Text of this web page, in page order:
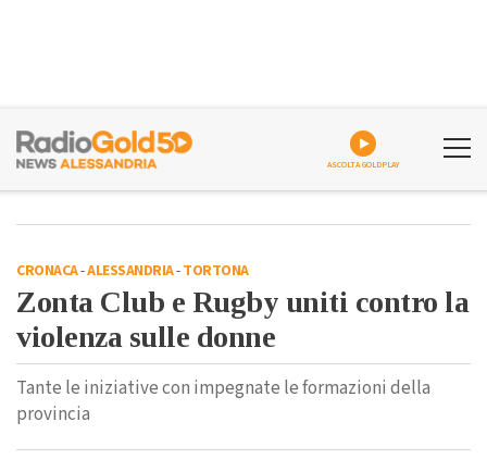
ASCOLTA GOLDPLAY
CRONACA-ALESSANDRIA-TORTONA
Zonta Club e Rugby uniti contro la
violenza sulle donne
Tante le iniziative con impegnate le formazioni della
provincia